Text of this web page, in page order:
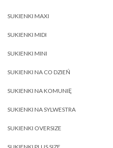
SUKIENKI MAXI
SUKIENKI MIDI
SUKIENKI MINI
SUKIENKI NA CO DZIEŃ
SUKIENKI NA KOMUNIĘ
SUKIENKI NA SYLWESTRA
SUKIENKI OVERSIZE